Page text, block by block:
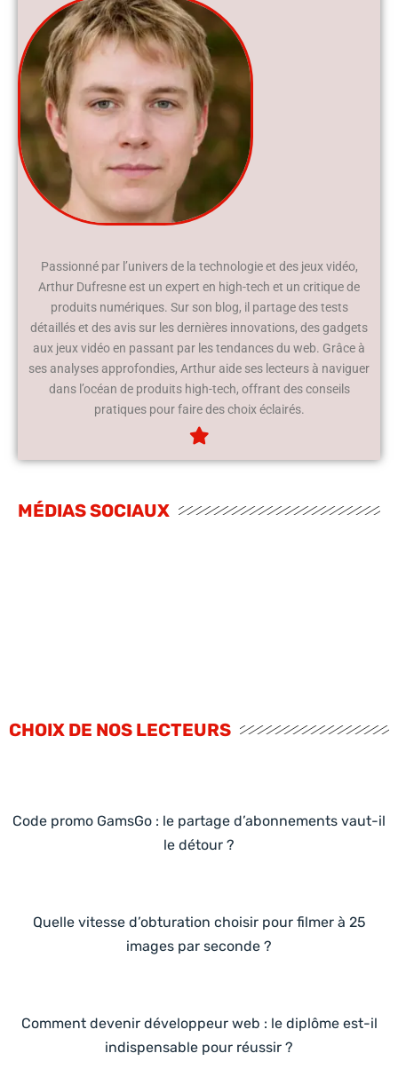
Passionné par l’univers de la technologie et des jeux vidéo,
Arthur Dufresne est un expert en high-tech et un critique de
produits numériques. Sur son blog, il partage des tests
détaillés et des avis sur les dernières innovations, des gadgets
aux jeux vidéo en passant par les tendances du web. Grâce à
ses analyses approfondies, Arthur aide ses lecteurs à naviguer
dans l’océan de produits high-tech, offrant des conseils
pratiques pour faire des choix éclairés.
MÉDIAS SOCIAUX
CHOIX DE NOS LECTEURS
Code promo GamsGo : le partage d’abonnements vaut-il
le détour ?
Quelle vitesse d’obturation choisir pour filmer à 25
images par seconde ?
Comment devenir développeur web : le diplôme est-il
indispensable pour réussir ?